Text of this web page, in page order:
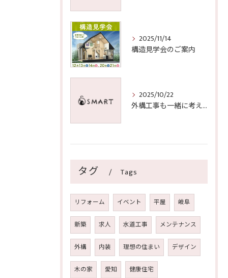
2025/11/14
構造見学会のご案内
2025/10/22
外構工事も一緒に考えた新築づくりが今流行です！！
タグ Tags
リフォーム イベント 平屋 岐阜
新築 求人 水道工事 メンテナンス
外構 内装 理想の住まい デザイン
木の家 愛知 健康住宅